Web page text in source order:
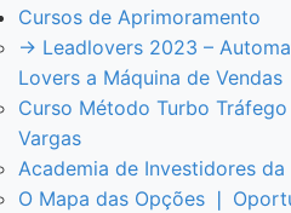
Cursos de Aprimoramento
→ Leadlovers 2023 –
Lovers a Máquina de Vendas
Curso Método Turbo
Vargas
Academia de Investidores da
O Mapa das Opções ❘